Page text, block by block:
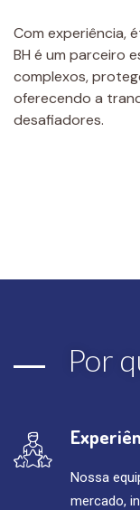
Com experiência,
BH é um parceiro
complexos,
oferecendo a
desafiadores.
Por
Nossa
mercado,